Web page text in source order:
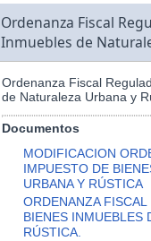
Ordenanza Fiscal
Inmuebles de
Ordenanza Fiscal
de Naturaleza Urbana y
Documentos
MODIFICACION
IMPUESTO DE
URBANA Y RÚSTICA
ORDENANZA
BIENES INMUEBLES
RÚSTICA.